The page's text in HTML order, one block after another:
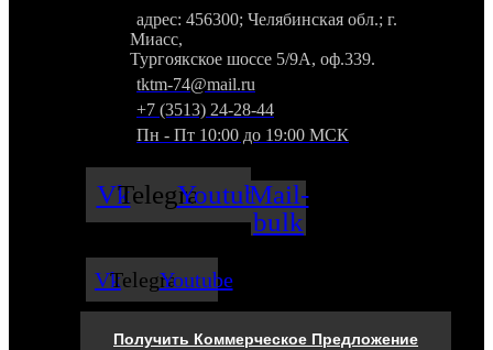
адрес: 456300; Челябинская обл.; г.
Миасс,
Тургоякское шоссе 5/9А, оф.339.
tktm-74@mail.ru
+7 (3513) 24-28-44
Пн - Пт 10:00 до 19:00 МСК
VkTelegramYoutubeMail-
bulk
VkTelegramYoutube
Получить Коммерческое Предложение